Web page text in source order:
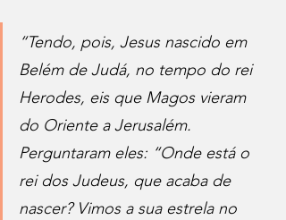
“Tendo, pois, Jesus nascido em
Belém de Judá, no tempo do rei
Herodes, eis que Magos vieram
do Oriente a Jerusalém.
Perguntaram eles: “Onde está o
rei dos Judeus, que acaba de
nascer? Vimos a sua estrela no